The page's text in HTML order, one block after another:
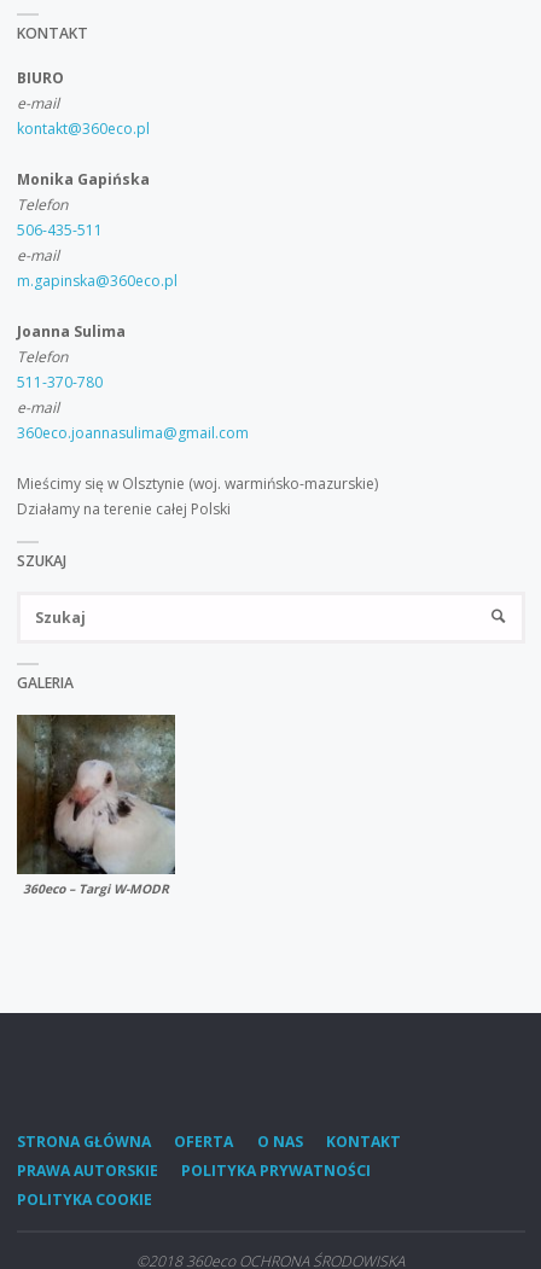
KONTAKT
BIURO
e-mail
kontakt@360eco.pl
Monika Gapińska
Telefon
506-435-511
e-mail
m.gapinska@360eco.pl
Joanna Sulima
Telefon
511-370-780
e-mail
360eco.joannasulima@gmail.com
Mieścimy się w Olsztynie (woj. warmińsko-mazurskie)
Działamy na terenie całej Polski
SZUKAJ
GALERIA
360eco – Targi W-MODR
STRONA GŁÓWNA OFERTA O NAS
KONTAKT
PRAWA AUTORSKIE
POLITYKA PRYWATNOŚCI
POLITYKA COOKIE
©2018 360eco OCHRONA ŚRODOWISKA